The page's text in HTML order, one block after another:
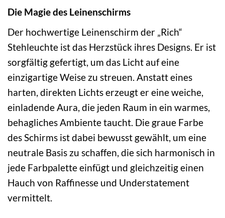
Die Magie des Leinenschirms
Der hochwertige Leinenschirm der „Rich“
Stehleuchte ist das Herzstück ihres Designs. Er ist
sorgfältig gefertigt, um das Licht auf eine
einzigartige Weise zu streuen. Anstatt eines
harten, direkten Lichts erzeugt er eine weiche,
einladende Aura, die jeden Raum in ein warmes,
behagliches Ambiente taucht. Die graue Farbe
des Schirms ist dabei bewusst gewählt, um eine
neutrale Basis zu schaffen, die sich harmonisch in
jede Farbpalette einfügt und gleichzeitig einen
Hauch von Raffinesse und Understatement
vermittelt.